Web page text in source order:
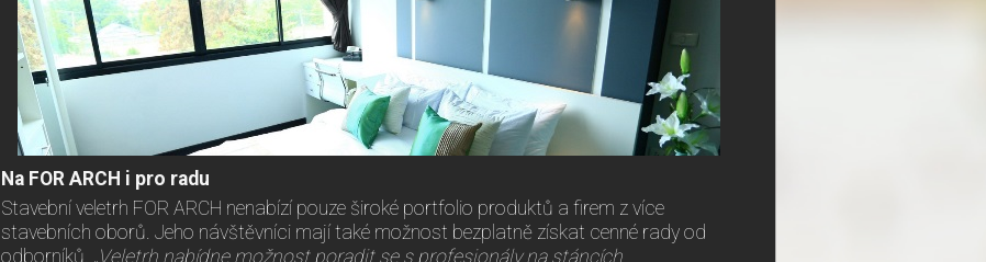
Na FOR ARCH i pro radu
Stavební veletrh FOR ARCH nenabízí pouze široké portfolio produktů a firem z více
stavebních oborů. Jeho návštěvníci mají také možnost bezplatně získat cenné rady od
odborníků. „Veletrh nabídne možnost poradit se s profesionály na stáncích